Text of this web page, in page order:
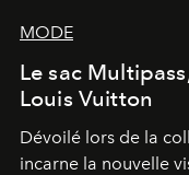
MODE
Le sac
Louis Vuitton
Dévoilé lors de la
incarne la nouvelle